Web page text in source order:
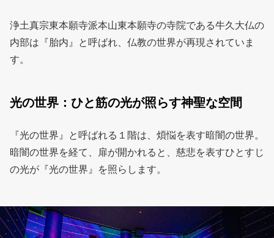
浄土真宗東本願寺派本山東本願寺の寺院である牛久大仏の
内部は『胎内』と呼ばれ、仏教の世界が再現されていま
す。
光の世界：ひと筋の光が照らす神聖な空間
『光の世界』と呼ばれる１階は、煩悩を表す暗闇の世界。
暗闇の世界を経て、扉が開かれると、慈悲を表すひとすじ
の光が『光の世界』を照らします。